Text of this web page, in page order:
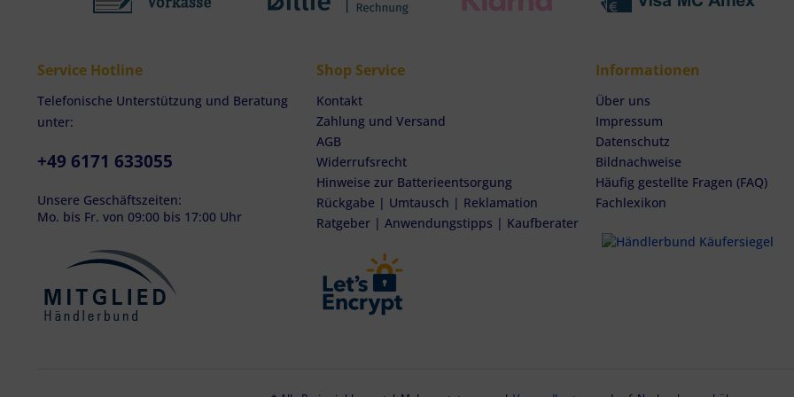
Service Hotline
Telefonische Unterstützung und Beratung
unter:
+49 6171 633055
Unsere Geschäftszeiten:
Mo. bis Fr. von 09:00 bis 17:00 Uhr
Shop Service
Kontakt
Zahlung und Versand
AGB
Widerrufsrecht
Hinweise zur Batterieentsorgung
Rückgabe | Umtausch | Reklamation
Ratgeber | Anwendungstipps | Kaufberater
Informationen
Über uns
Impressum
Datenschutz
Bildnachweise
Häufig gestellte Fragen (FAQ)
Fachlexikon